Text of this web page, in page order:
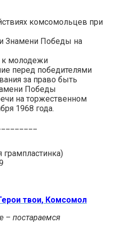
комсомольцев при
Знамени Победы на
молодежи
перед победителями
за право быть
Победы
на торжественном
1968 года.
твои, Комсомол
– постараемся